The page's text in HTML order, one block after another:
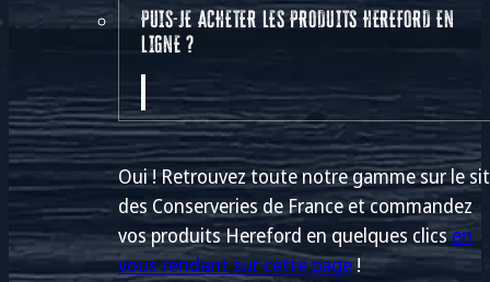
PUIS-JE ACHETER LES PRODUITS HEREFORD EN
LIGNE ?
Oui ! Retrouvez toute notre gamme sur le
des Conserveries de France et commandez
vos produits Hereford en quelques clicsen
vous rendant sur cette page!